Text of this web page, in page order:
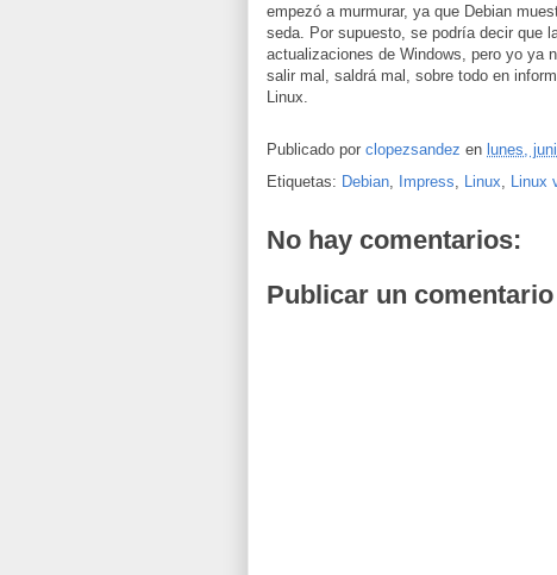
empezó a murmurar, ya que Debian
seda. Por supuesto, se podría decir que
actualizaciones de Windows, pero yo ya
salir mal, saldrá mal, sobre todo en
Linux.
Publicado por clopezsandez en lunes,
Etiquetas: Debian, Impress, Linux, Linux
No hay comentarios:
Publicar un comentario